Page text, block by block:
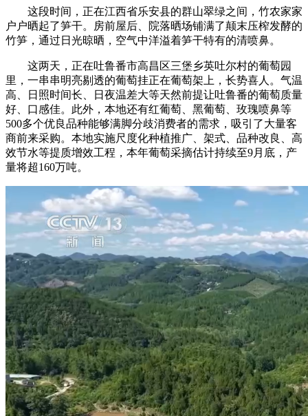
这段时间，正在江西省乐安县的群山翠绿之间，竹农家家
户户晒起了笋干。房前屋后、院落晒场铺满了颠末压榨发酵的
竹笋，通过日光晾晒，空气中洋溢着笋干特有的清喷鼻。
这两天，正在吐鲁番市高昌区三堡乡英吐尔村的葡萄园
里，一串串明亮剔透的葡萄挂正在葡萄架上，长势喜人。气温
高、日照时间长、日夜温差大等天然前提让吐鲁番的葡萄质量
好、口感佳。此外，本地还有红葡萄、黑葡萄、玫瑰喷鼻等
500多个优良品种能够满脚分歧消费者的需求，吸引了大量客
商前来采购。本地实施尺度化种植推广、架式、品种改良、高
效节水等提质增效工程，本年葡萄采摘估计持续至9月底，产
量将超160万吨。